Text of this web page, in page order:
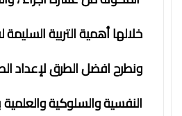
خلالها أهمية التربية
ونطرح افضل الطرق لإعداد
النفسية والسلوكية